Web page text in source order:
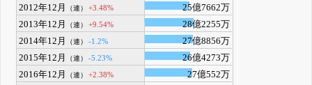
2012年12月
（連） +3.48%
25億7662万
2013年12月
（連） +9.54%
28億2255万
2014年12月
（連） -1.2%
27億8856万
2015年12月
（連） -5.23%
26億4273万
2016年12月
（連） +2.38%
27億552万